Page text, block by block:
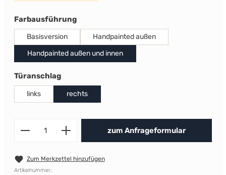
Farbausführungauswählen
Basisversion
Handpainted außen
Handpainted außen und innen
Türanschlagauswählen
links rechts
Produkt Anzahl: Gib den
zum Anfrageformular
Zum Merkzettel hinzufügen
Artikelnummer: